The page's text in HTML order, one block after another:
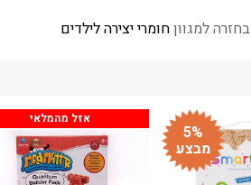
בחזרה למגווןחומרי יצירה לילדים
5%
מבצע
אזל מהמלאי